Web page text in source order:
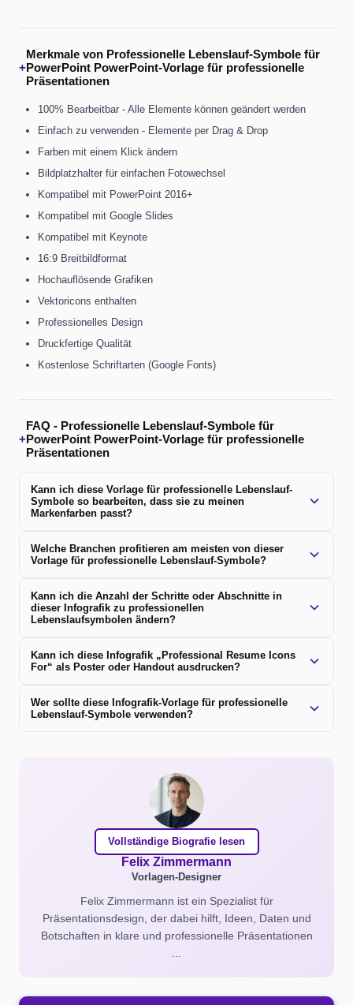
+
Merkmale von Professionelle Lebenslauf-Symbole für
PowerPoint PowerPoint-Vorlage für professionelle
Präsentationen
100% Bearbeitbar - Alle Elemente können geändert werden
Einfach zu verwenden - Elemente per Drag & Drop
Farben mit einem Klick ändern
Bildplatzhalter für einfachen Fotowechsel
Kompatibel mit PowerPoint 2016+
Kompatibel mit Google Slides
Kompatibel mit Keynote
16:9 Breitbildformat
Hochauflösende Grafiken
Vektoricons enthalten
Professionelles Design
Druckfertige Qualität
Kostenlose Schriftarten (Google Fonts)
+
FAQ - Professionelle Lebenslauf-Symbole für
PowerPoint PowerPoint-Vorlage für professionelle
Präsentationen
Kann ich diese Vorlage für professionelle Lebenslauf-
Symbole so bearbeiten, dass sie zu meinen
Markenfarben passt?
Welche Branchen profitieren am meisten von dieser
Vorlage für professionelle Lebenslauf-Symbole?
Kann ich die Anzahl der Schritte oder Abschnitte in
dieser Infografik zu professionellen
Lebenslaufsymbolen ändern?
Kann ich diese Infografik „Professional Resume Icons
For“ als Poster oder Handout ausdrucken?
Wer sollte diese Infografik-Vorlage für professionelle
Lebenslauf-Symbole verwenden?
Vollständige Biografie lesen
Felix Zimmermann
Vorlagen-Designer
Felix Zimmermann ist ein Spezialist für
Präsentationsdesign, der dabei hilft, Ideen, Daten und
Botschaften in klare und professionelle Präsentationen